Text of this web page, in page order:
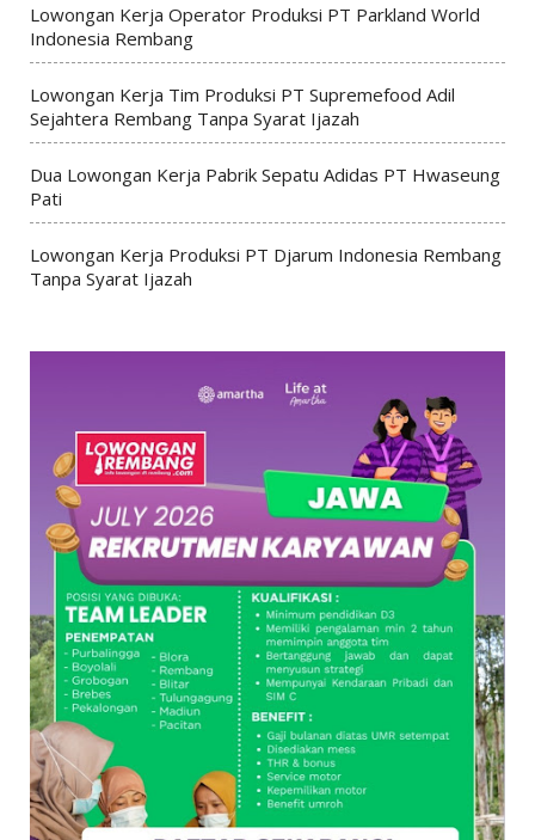
Lowongan Kerja Operator Produksi PT Parkland World
Indonesia Rembang
Lowongan Kerja Tim Produksi PT Supremefood Adil
Sejahtera Rembang Tanpa Syarat Ijazah
Dua Lowongan Kerja Pabrik Sepatu Adidas PT Hwaseung
Pati
Lowongan Kerja Produksi PT Djarum Indonesia Rembang
Tanpa Syarat Ijazah